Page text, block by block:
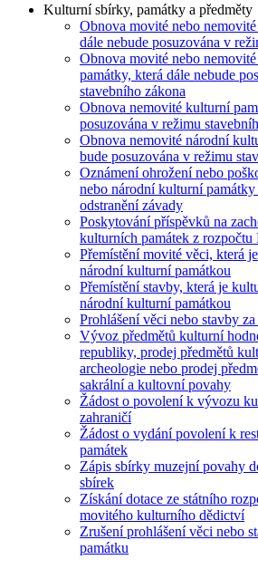
Kulturní sbírky, památky a předměty
Obnova movité nebo
dále nebude posuzována v
Obnova movité nebo
památky, která dále nebude
stavebního zákona
Obnova nemovité kulturní
posuzována v režimu
Obnova nemovité národní
bude posuzována v režimu
Oznámení ohrožení nebo
nebo národní kulturní
odstranění závady
Poskytování příspěvků na
kulturních památek z
Přemístění movité věci, která
národní kulturní památkou
Přemístění stavby, která je
národní kulturní památkou
Prohlášení věci nebo stavby
Vývoz předmětů kulturní
republiky, prodej předmětů
archeologie nebo prodej
sakrální a kultovní povahy
Žádost o povolení k vývozu
zahraničí
Žádost o vydání povolení k
památek
Zápis sbírky muzejní povahy
sbírek
Získání dotace ze státního
movitého kulturního dědictví
Zrušení prohlášení věci nebo
památku